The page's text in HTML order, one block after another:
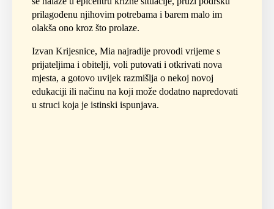
prilagođenu njihovim potrebama i barem malo im
olakša ono kroz što prolaze.
Izvan Krijesnice, Mia najradije provodi vrijeme s
prijateljima i obitelji, voli putovati i otkrivati nova
mjesta, a gotovo uvijek razmišlja o nekoj novoj
edukaciji ili načinu na koji može dodatno napredovati
u struci koja je istinski ispunjava.